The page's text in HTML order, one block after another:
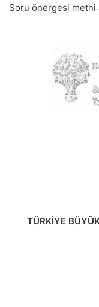
Soru önergesi metni
TÜRKİYE